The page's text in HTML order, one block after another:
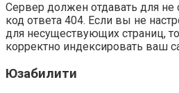
Сервер должен отдавать для
код ответа 404. Если вы не
для несуществующих страниц,
корректно индексировать ваш
Юзабилити